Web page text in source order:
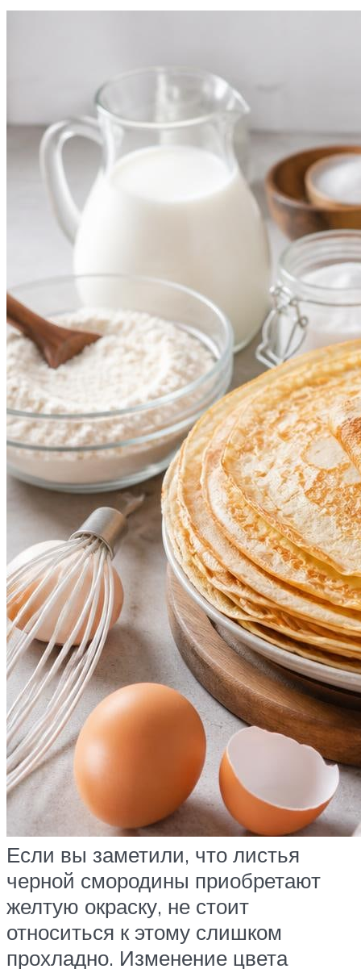
Если вы заметили, что листья
черной смородины приобретают
желтую окраску, не стоит
относиться к этому слишком
прохладно. Изменение цвета